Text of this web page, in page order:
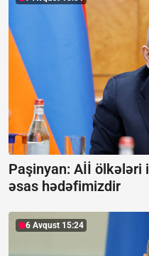
Paşinyan: Aİİ ölkələri
əsas hədəfimizdir
6 Avqust 15:24